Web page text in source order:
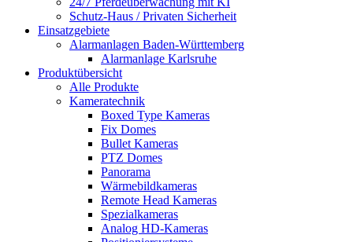
Schutz-Haus / Privaten Sicherheit
Einsatzgebiete
Alarmanlagen Baden-Württemberg
Alarmanlage Karlsruhe
Produktübersicht
Alle Produkte
Kameratechnik
Boxed Type Kameras
Fix Domes
Bullet Kameras
PTZ Domes
Panorama
Wärmebildkameras
Remote Head Kameras
Spezialkameras
Analog HD-Kameras